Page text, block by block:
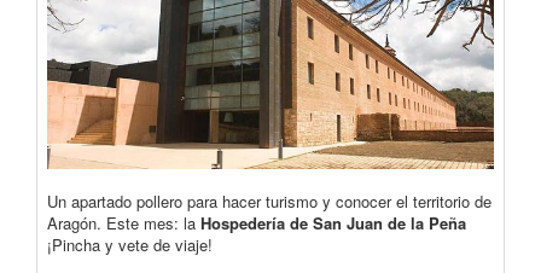
Un apartado pollero para hacer turismo y conocer el territorio de
Aragón. Este mes: la Hospedería de San Juan de la Peña
¡Pincha y vete de viaje!